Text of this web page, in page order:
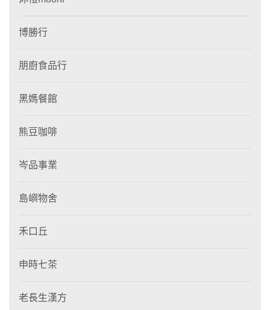
博勝行
朋廚食品行
黑媽餐館
熊豆咖啡
岑品事業
島嶼物舍
禾口丘
申時七茶
老長生漢方